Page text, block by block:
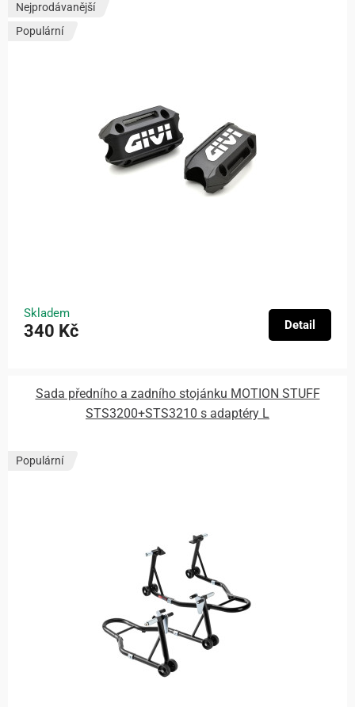
Nejprodávanější
Populární
Skladem
340 Kč Detail
Sada předního a zadního stojánku MOTION STUFF
STS3200+STS3210 s adaptéry L
Populární